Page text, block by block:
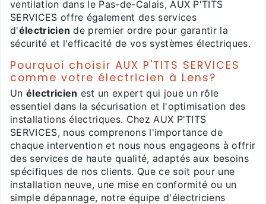
ventilation dans le Pas-de-Calais, AUX P'TITS
SERVICES offre également des services
d'électricien de premier ordre pour garantir la
sécurité et l'efficacité de vos systèmes électriques.
Pourquoi choisir AUX P'TITS SERVICES
comme votre électricien à Lens?
Un électricien est un expert qui joue un rôle
essentiel dans la sécurisation et l'optimisation des
installations électriques. Chez AUX P'TITS
SERVICES, nous comprenons l'importance de
chaque intervention et nous nous engageons à offrir
des services de haute qualité, adaptés aux besoins
spécifiques de nos clients. Que ce soit pour une
installation neuve, une mise en conformité ou un
simple dépannage, notre équipe d'électriciens